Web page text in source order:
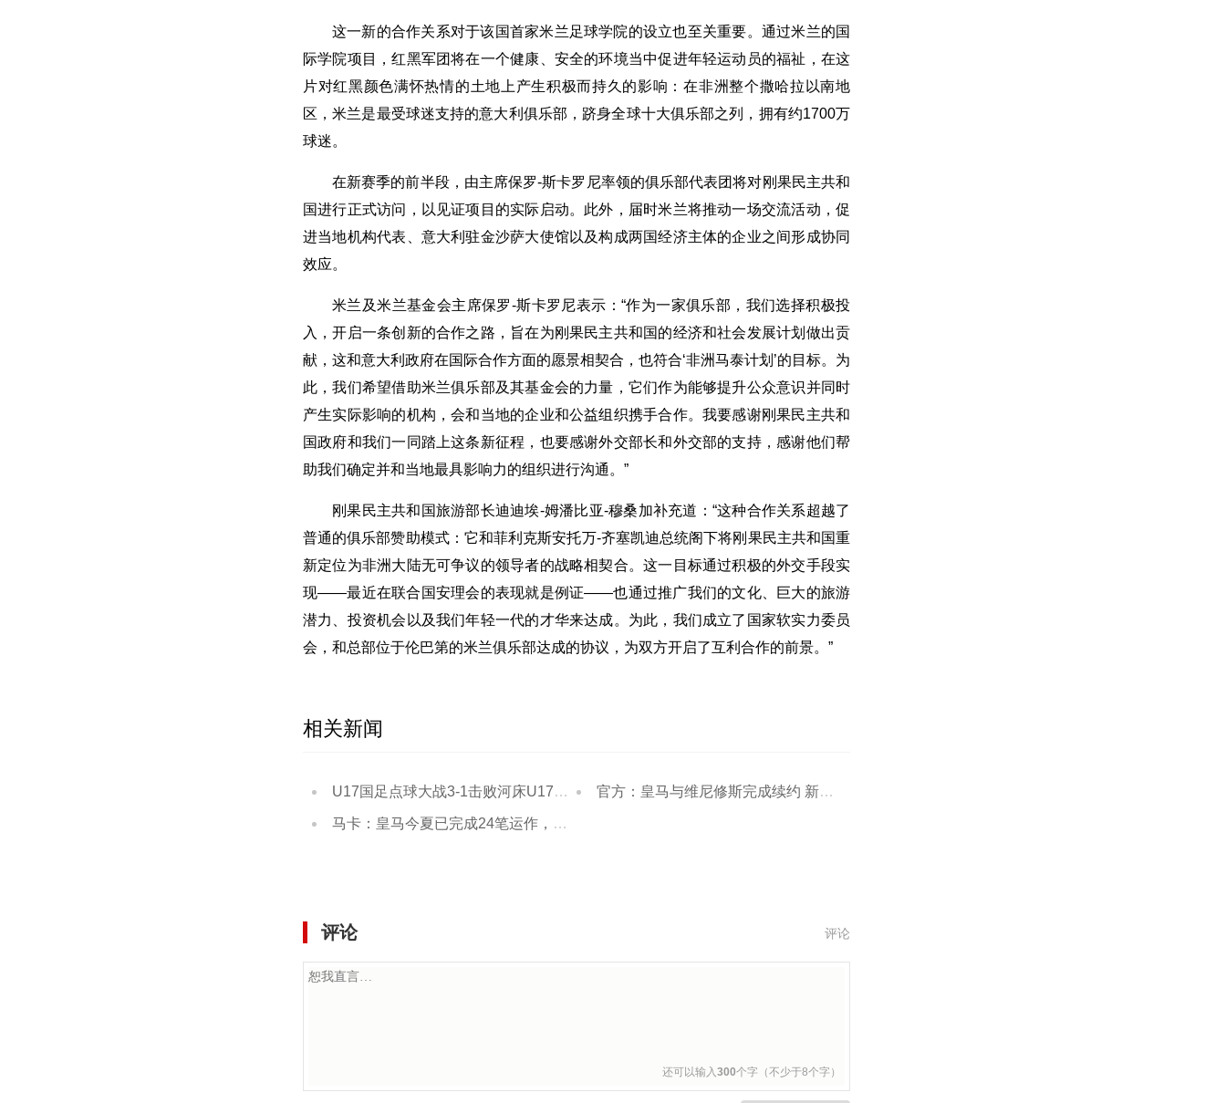
这一新的合作关系对于该国首家米兰足球学院的设立也至关重要。通过米兰的国
际学院项目，红黑军团将在一个健康、安全的环境当中促进年轻运动员的福祉，在这
片对红黑颜色满怀热情的土地上产生积极而持久的影响：在非洲整个撒哈拉以南地
区，米兰是最受球迷支持的意大利俱乐部，跻身全球十大俱乐部之列，拥有约1700万
球迷。
在新赛季的前半段，由主席保罗-斯卡罗尼率领的俱乐部代表团将对刚果民主共和
国进行正式访问，以见证项目的实际启动。此外，届时米兰将推动一场交流活动，促
进当地机构代表、意大利驻金沙萨大使馆以及构成两国经济主体的企业之间形成协同
效应。
米兰及米兰基金会主席保罗-斯卡罗尼表示：“作为一家俱乐部，我们选择积极投
入，开启一条创新的合作之路，旨在为刚果民主共和国的经济和社会发展计划做出贡
献，这和意大利政府在国际合作方面的愿景相契合，也符合‘非洲马泰计划’的目标。为
此，我们希望借助米兰俱乐部及其基金会的力量，它们作为能够提升公众意识并同时
产生实际影响的机构，会和当地的企业和公益组织携手合作。我要感谢刚果民主共和
国政府和我们一同踏上这条新征程，也要感谢外交部长和外交部的支持，感谢他们帮
助我们确定并和当地最具影响力的组织进行沟通。”
刚果民主共和国旅游部长迪迪埃-姆潘比亚-穆桑加补充道：“这种合作关系超越了
普通的俱乐部赞助模式：它和菲利克斯安托万-齐塞凯迪总统阁下将刚果民主共和国重
新定位为非洲大陆无可争议的领导者的战略相契合。这一目标通过积极的外交手段实
现——最近在联合国安理会的表现就是例证——也通过推广我们的文化、巨大的旅游
潜力、投资机会以及我们年轻一代的才华来达成。为此，我们成立了国家软实力委员
会，和总部位于伦巴第的米兰俱乐部达成的协议，为双方开启了互利合作的前景。”
相关新闻
U17国足点球大战3-1击败河床U17进决赛 江宇涵两扑点 官方：皇马与维尼修斯完成续约 新合同至2032年
马卡：皇马今夏已完成24笔运作，仍在加速重建阵容
评论 评论
还可以输入300个字（不少于8个字）